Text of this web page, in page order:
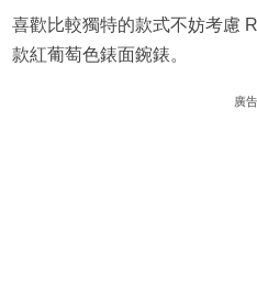
喜歡比較獨特的款式不妨考慮
款紅葡萄色錶面鋺錶。
廣告